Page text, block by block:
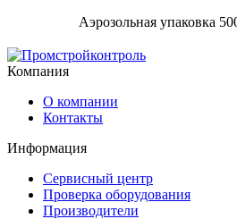
Аэрозольная упаковка
Компания
О компании
Контакты
Информация
Сервисный центр
Проверка оборудования
Производители